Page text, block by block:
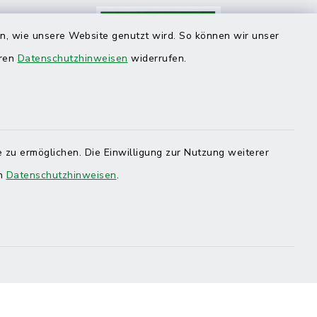
wie unsere Website genutzt wird. So können wir unser
Datenschutzhinweisen widerrufen.
ermöglichen. Die Einwilligung zur Nutzung weiterer
Datenschutzhinweisen.